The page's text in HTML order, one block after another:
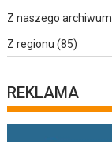
Z naszego archiwum
Z regionu (85)
REKLAMA